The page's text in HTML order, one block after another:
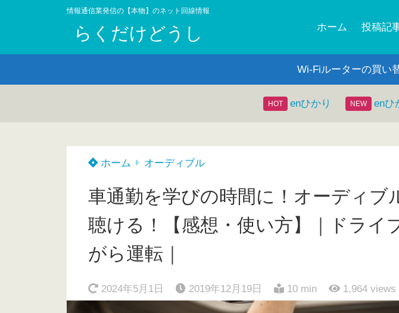
情報通信業発信の【本物】のネット回線情報
らくだけどうし ホーム 投稿記
Wi-Fiルーターの買い
enひかり enひ
ホーム オーディブル
車通勤を学びの時間に！オーディブ
聴ける！【感想・使い方】｜ドライ
がら運転｜
2024年5月1日 2019年12月19日 10 min 1,964 views